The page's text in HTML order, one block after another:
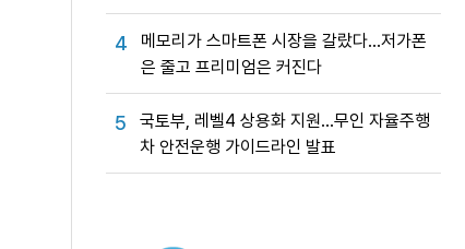
4
메모리가 스마트폰 시장을 갈랐다…저가폰
은 줄고 프리미엄은 커진다
5
국토부, 레벨4 상용화 지원…무인 자율주행
차 안전운행 가이드라인 발표